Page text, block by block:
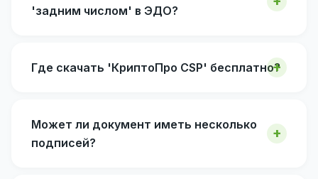
'задним числом' в ЭДО?
Где скачать 'КриптоПро CSP' бесплатно?
Может ли документ иметь несколько
подписей?